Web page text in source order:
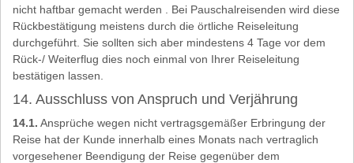
nicht haftbar gemacht werden . Bei Pauschalreisenden wird diese
Rückbestätigung meistens durch die örtliche Reiseleitung
durchgeführt. Sie sollten sich aber mindestens 4 Tage vor dem
Rück-/ Weiterflug dies noch einmal von Ihrer Reiseleitung
bestätigen lassen.
14. Ausschluss von Anspruch und Verjährung
14.1. Ansprüche wegen nicht vertragsgemäßer Erbringung der
Reise hat der Kunde innerhalb eines Monats nach vertraglich
vorgesehener Beendigung der Reise gegenüber dem